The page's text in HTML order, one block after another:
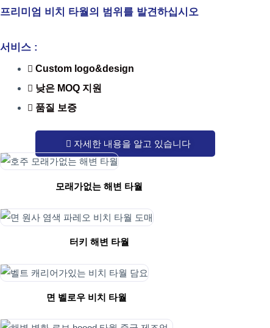
프리미엄 비치 타월의 범위를 발견하십시오
서비스 :
Custom logo&design
낮은 MOQ 지원
품질 보증
자세한 내용을 알고 있습니다
모래가없는 해변 타월
터키 해변 타월
면 벨로우 비치 타월